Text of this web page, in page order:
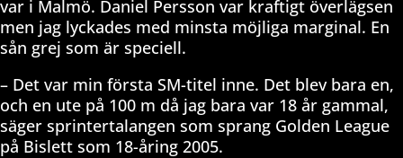
var i Malmö. Daniel Persson var kraftigt överlägsen
men jag lyckades med minsta möjliga marginal. En
sån grej som är speciell.
– Det var min första SM-titel inne. Det blev bara en,
och en ute på 100 m då jag bara var 18 år gammal,
säger sprintertalangen som sprang Golden League
på Bislett som 18-åring 2005.